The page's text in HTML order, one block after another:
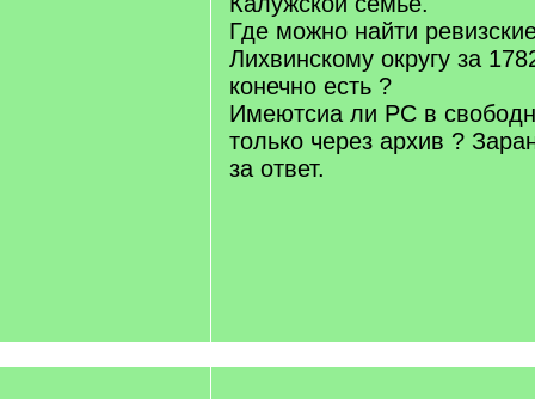
Где можно найти
Лихвинскому округу за
конечно есть ?
Имеютсиа ли РС в
только через архив ?
за ответ.